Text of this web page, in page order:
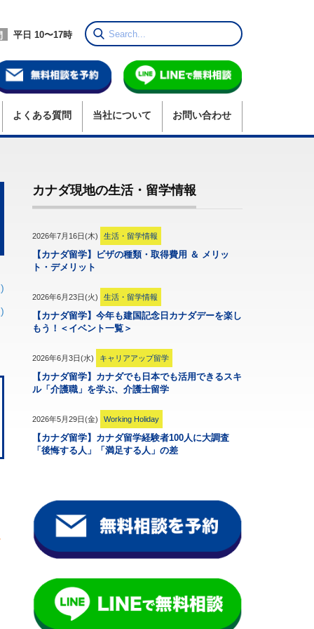
平日 10〜17時
よくある質問 当社について お問い合わせ
カナダ現地の生活・留学情報
2026年7月16日(木) 生活・留学情報
【カナダ留学】ビザの種類・取得費用 ＆ メリッ
ト・デメリット
2026年6月23日(火) 生活・留学情報
【カナダ留学】今年も建国記念日カナダデーを楽し
もう！＜イベント一覧＞
2026年6月3日(水) キャリアアップ留学
【カナダ留学】カナダでも日本でも活用できるスキ
ル「介護職」を学ぶ、介護士留学
2026年5月29日(金) Working Holiday
【カナダ留学】カナダ留学経験者100人に大調査
「後悔する人」「満足する人」の差